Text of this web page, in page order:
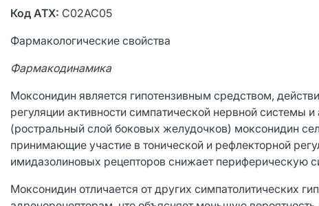
Код АТХ: С02АС05
Фармакологические свойства
Фармакодинамика
Моксонидин является гипотензивным средством,
регуляции активности симпатической нервной системы
(ростральный слой боковых желудочков) моксонидин
принимающие участие в тонической и рефлекторной
имидазолиновых рецепторов снижает периферическую
Моксонидин отличается от других симпатолитических